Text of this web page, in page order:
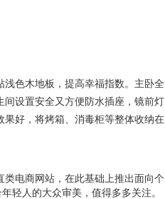
色木地板，提高幸福指数。 主卧全
间设置安全又方便防水插座，镜前灯
好，将烤箱、消毒柜等整体收纳在
电商网站，在此基础上推出面向个
人的大众审美，值得多多关注。